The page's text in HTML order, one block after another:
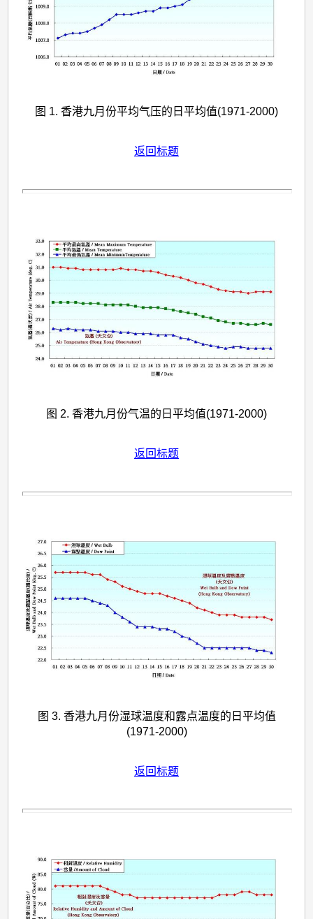
图 1. 香港九月份平均气压的日平均值(1971-2000)
返回标题
图 2. 香港九月份气温的日平均值(1971-2000)
返回标题
图 3. 香港九月份湿球温度和露点温度的日平均值
(1971-2000)
返回标题